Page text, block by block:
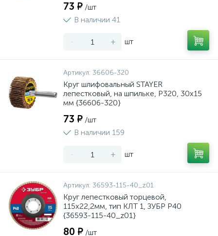
73 ₽ /шт
В наличии 41
- + шт
Артикул: 36606-320
Круг шлифовальный STAYER
лепестковый, на шпильке, P320, 30х15
мм {36606-320}
73 ₽ /шт
В наличии 159
- + шт
Артикул: 36593-115-40_z01
Круг лепестковый торцевой,
115х22,2мм, тип КЛТ 1, ЗУБР P40
{36593-115-40_z01}
80 ₽ /шт